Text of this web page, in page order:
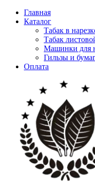
Главная
Каталог
Табак в
Табак
Машинки для
Гильзы и
Оплата